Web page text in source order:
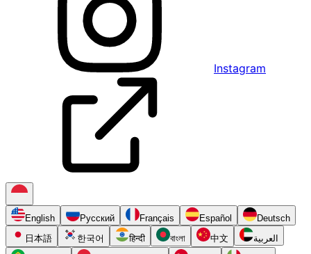
Instagram
English Русский Français Español
Deutsch
日本語
한국어 हिन्दी বাংলা 中文 العربية